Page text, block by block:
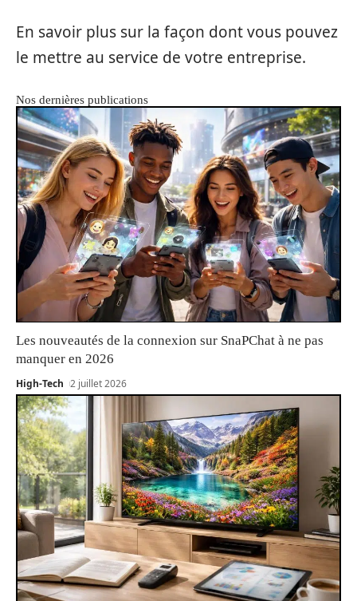
En savoir plus sur la façon dont vous pouvez
le mettre au service de votre entreprise.
Nos dernières publications
Les nouveautés de la connexion sur SnaPChat à ne pas
manquer en 2026
High-Tech 2 juillet 2026